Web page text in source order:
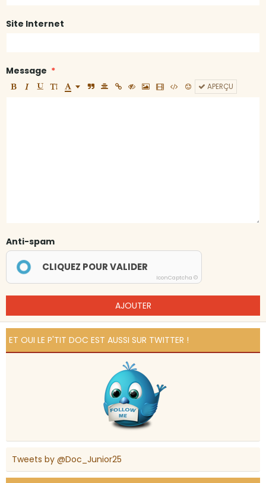
Site Internet
Message
APERÇU
Anti-spam
CLIQUEZ POUR VALIDER
IconCaptcha ©
AJOUTER
ET OUI LE P'TIT DOC EST AUSSI SUR TWITTER !
Tweets by @Doc_Junior25